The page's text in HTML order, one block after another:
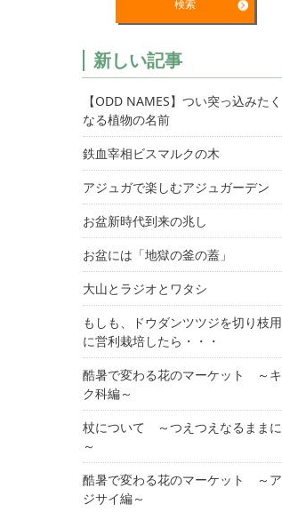
新しい記事
【ODD NAMES】つい突っ込みたく
なる植物の名前
鉄血宰相ビスマルクの木
アジュガで楽しむアジュガーデン
お盆新時代到来の兆し
お盆には「地獄の釜の蓋」
大山とラジオとワタシ
もしも、ドウダンツツジを切り枝用
に営利栽培したら・・・
酷暑で変わる花のマーケット ～キ
ク科編～
杖について ～つえつえなるままに
～
酷暑で変わる花のマーケット ～ア
ジサイ編～